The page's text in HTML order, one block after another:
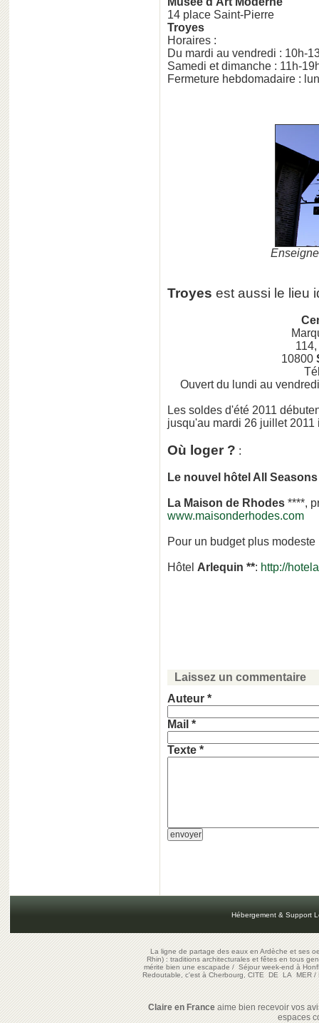
14 place Saint-Pierre
Troyes
Horaires :
Du mardi au vendredi : 10h-
Samedi et dimanche : 11h-
Fermeture hebdomadaire :
Troyes est aussi le lieu
10800
Ouvert du lundi au
Les soldes d'été 2011
jusqu'au mardi 26 juillet 2011
Où loger ? :
Le nouvel hôtel All
La Maison de Rhodes ****,
www.maisonderhodes.com
Pour un budget plus modeste
Hôtel Arlequin **: http://
Laissez un commentaire
Auteur *
Mail *
Texte *
Hébergement & Support
La ligne de partage des eaux en Ardèche et ses
Rhin) : traditions architecturales et fêtes en tous
mérite bien une escapade/Séjour week-end à
Redoutable, c'est à Cherbourg, CITE DE LA MER/
Claire en Franceaime bien recevoir vos
espaces